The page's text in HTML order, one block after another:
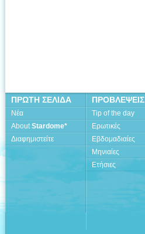
ΠΡΩΤΗ ΣΕΛΙΔΑ
Νέα
AboutStardome*
Διαφημιστείτε
ΠΡΟΒΛΕΨΕΙΣ
Tip of the day
Ερωτικές
Εβδομαδιαίες
Μηνιαίες
Ετήσιες